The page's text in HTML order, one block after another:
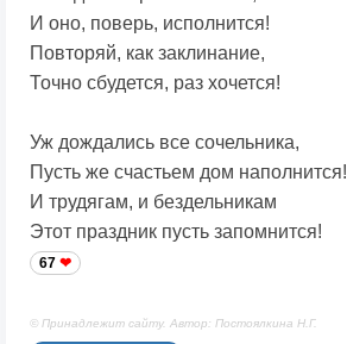
И оно, поверь, исполнится!
Повторяй, как заклинание,
Точно сбудется, раз хочется!
Уж дождались все сочельника,
Пусть же счастьем дом наполнится!
И трудягам, и бездельникам
Этот праздник пусть запомнится!
67
© Принадлежит сайту. Автор: Постоялкина Н.Г.